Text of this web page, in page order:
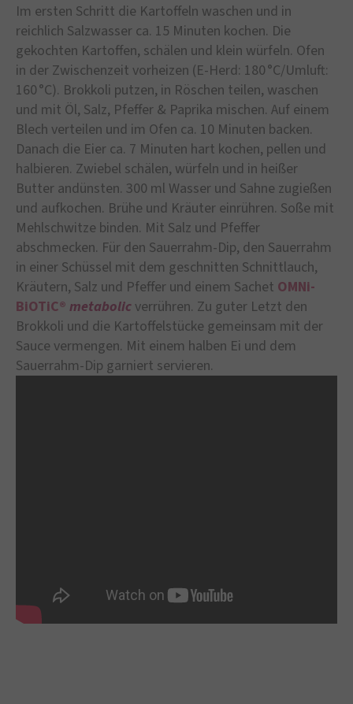
Im ersten Schritt die Kartoffeln waschen und in
reichlich Salzwasser ca. 15 Minuten kochen. Die
gekochten Kartoffen, schälen und klein würfeln. Ofen
in der Zwischenzeit vorheizen (E-Herd: 180 °C/Umluft:
160 °C). Brokkoli putzen, in Röschen teilen, waschen
und mit Öl, Salz, Pfeffer & Paprika mischen. Auf einem
Blech verteilen und im Ofen ca. 10 Minuten backen.
Danach die Eier ca. 7 Minuten hart kochen, pellen und
halbieren. Zwiebel schälen, würfeln und in heißer
Butter andünsten. 300 ml Wasser und Sahne zugießen
und aufkochen. Brühe und Kräuter einrühren. Soße mit
Mehlschwitze binden. Mit Salz und Pfeffer
abschmecken. Für den Sauerrahm-Dip, den Sauerrahm
in einer Schüssel mit dem geschnitten Schnittlauch,
Kräutern, Salz und Pfeffer und einem Sachet OMNi-
BiOTiC® metabolic verrühren. Zu guter Letzt den
Brokkoli und die Kartoffelstücke gemeinsam mit der
Sauce vermengen. Mit einem halben Ei und dem
Sauerrahm-Dip garniert servieren.